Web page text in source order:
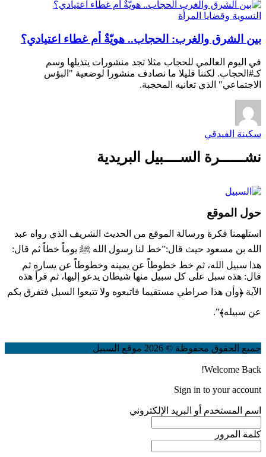
النسوية وقضايا المرأة
بين الشرق والغرب: الحجاب.. هويّةٌ أم غطاء اعتيادي؟
في اليوم العالمي للحجاب مثلا تجد منشورات يتذيلها وسم
كـ#الحجاب. لكننا قليلا ما نصادف منشورا لوضعية "البؤس
الاجتماعي" الذي تعانيه المحجبة.
سكينة الفيدقي
نشــــــرة الســــبيل البريدية
حول الموقع
استلهمنا فكرة ورسالة الموقع من الحديث الشريف الذي رواه عبد
الله بن مسعود حيث قال:”خط لنا رسول الله ﷺ يوماً خطاً ثم قال:
هذا سبيل الله، ثم خط خطوطاً عن يمينه وخطوطاً عن يساره ثم
قال: هذه سبل على كل سبيل منها شيطان يدعو إليها، ثم قرأ هذه
الآية ﴿وأن هذا صراطي مستقيما فاتبعوه ولا تتبعوا السبل فتفرق بكم
عن سبيله﴾”.
جميع الحقوق محفوظة © 2026 موقع السبيل
Welcome Back!
Sign in to your account
اسم المستخدم أو البريد الإلكتروني
كلمة المرور